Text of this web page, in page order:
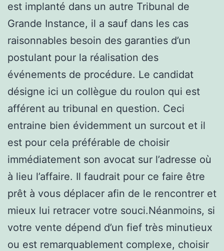
est implanté dans un autre Tribunal de
Grande Instance, il a sauf dans les cas
raisonnables besoin des garanties d’un
postulant pour la réalisation des
événements de procédure. Le candidat
désigne ici un collègue du roulon qui est
afférent au tribunal en question. Ceci
entraine bien évidemment un surcout et il
est pour cela préférable de choisir
immédiatement son avocat sur l’adresse où
à lieu l’affaire. Il faudrait pour ce faire être
prêt à vous déplacer afin de le rencontrer et
mieux lui retracer votre souci.Néanmoins, si
votre vente dépend d’un fief très minutieux
ou est remarquablement complexe, choisir